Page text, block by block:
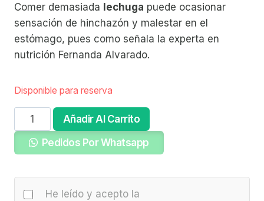
Comer demasiada lechuga puede ocasionar
sensación de hinchazón y malestar en el
estómago, pues como señala la experta en
nutrición Fernanda Alvarado.
Disponible para reserva
Lechuga
Bolsa
cantidad
Añadir Al Carrito
Pedidos Por Whatsapp
He leído y acepto la